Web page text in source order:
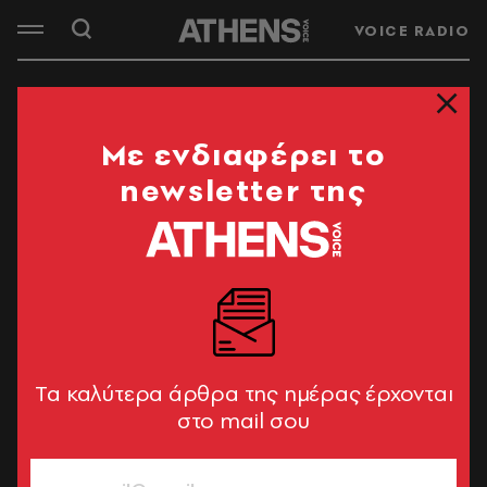
VOICE RADIO
ΠΡΟΜΕΝΑΔΑ
του Γιώργου Ψύχα
Mε ενδιαφέρει το
newsletter της
Tα καλύτερα άρθρα της ημέρας έρχονται
στο mail σου